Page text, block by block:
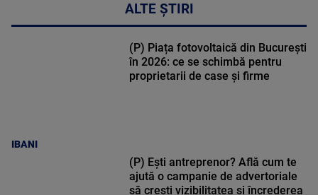
ALTE ȘTIRI
IBANI
(P) Piața fotovoltaică din București
în 2026: ce se schimbă pentru
proprietarii de case și firme
(P) Ești antreprenor? Află cum te
ajută o campanie de advertoriale
să crești vizibilitatea și încrederea